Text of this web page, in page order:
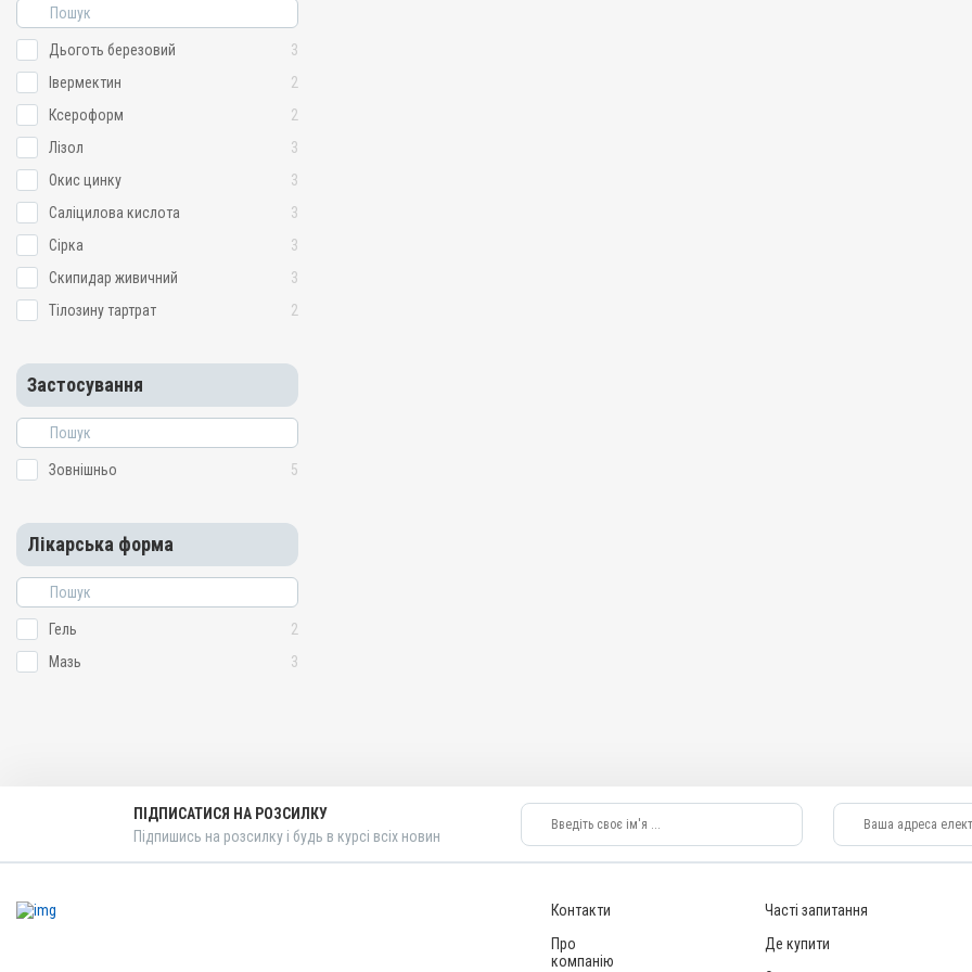
Дьоготь березовий
3
Івермектин
2
Ксероформ
2
Лізол
3
Окис цинку
3
Саліцилова кислота
3
Сірка
3
Скипидар живичний
3
Тілозину тартрат
2
Застосування
Зовнішньо 5
Лікарська форма
Гель
2
Мазь
3
ПІДПИСАТИСЯ НА РОЗСИЛКУ
Підпишись на розсилку і будь в курсі всіх новин
Контакти
Про
компанію
Часті запитання
Де купити